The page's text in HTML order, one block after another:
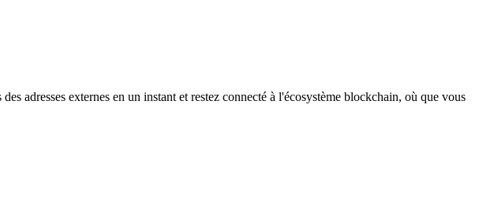
adresses externes en un instant et restez connecté à l'écosystème blockchain, où que vous